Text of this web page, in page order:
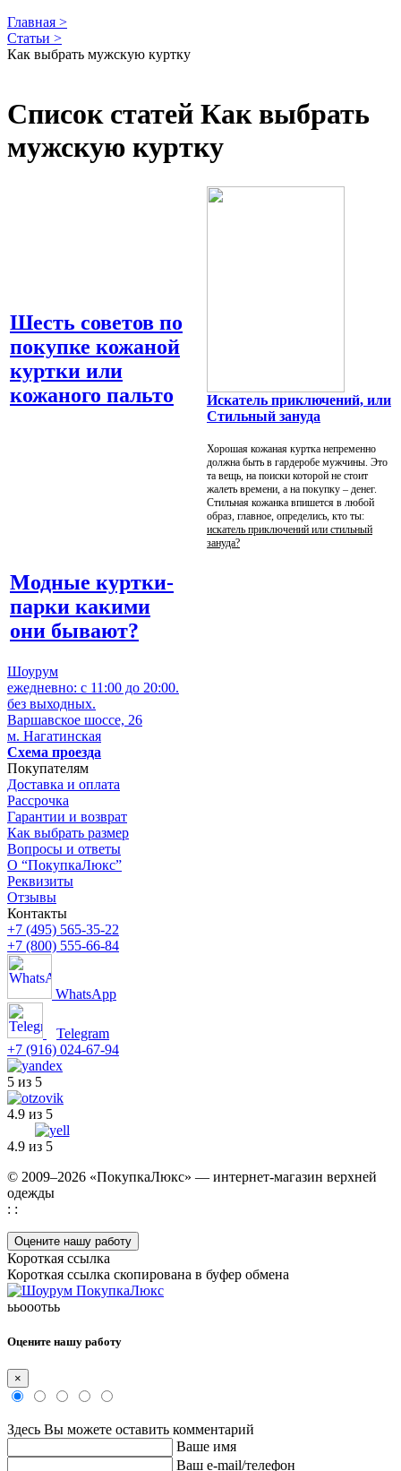
Главная >
Статьи >
Как выбрать мужскую куртку
Список статей Как выбрать
мужскую куртку
Шесть советов по
покупке кожаной
куртки или
кожаного пальто
Искатель приключений, или
Стильный зануда
Хорошая кожаная куртка непременно
должна быть в гардеробе мужчины. Это
та вещь, на поиски которой не стоит
жалеть времени, а на покупку – денег.
Стильная кожанка впишется в любой
образ, главное, определись, кто ты:
искатель приключений или стильный
зануда?
Модные куртки-
парки какими
они бывают?
Шоурум
ежедневно: с 11:00 до 20:00.
без выходных.
Варшавское шоссе, 26
м. Нагатинская
Схема проезда
Покупателям
Доставка и оплата
Рассрочка
Гарантии и возврат
Как выбрать размер
Вопросы и ответы
О “ПокупкаЛюкс”
Реквизиты
Отзывы
Контакты
+7 (495) 565-35-22
+7 (800) 555-66-84
WhatsApp
Telegram
+7 (916) 024-67-94
5 из 5
4.9 из 5
4.9 из 5
© 2009–2026 «ПокупкаЛюкс» — интернет-магазин верхней
одежды
: :
Оцените нашу работу
Короткая ссылка
Короткая ссылка скопирована в буфер обмена
ььооотьь
Оцените нашу работу
×
Здесь Вы можете оставить комментарий
Ваше имя
Ваш e-mail/телефон